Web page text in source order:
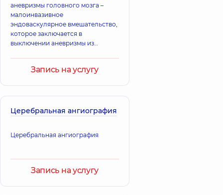
аневризмы головного мозга –
малоинвазивное
эндоваскулярное вмешательство,
которое заключается в
выключении аневризмы из
специального материала
Запись на услугу
Церебральная ангиография
Церебральная ангиография
Запись на услугу